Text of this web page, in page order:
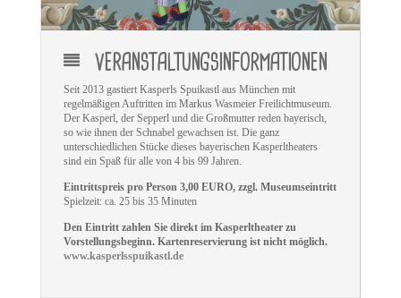
VERANSTALTUNGSINFORMATIONEN
Seit 2013 gastiert Kasperls Spuikastl aus München mit
regelmäßigen Auftritten im Markus Wasmeier Freilichtmuseum.
Der Kasperl, der Sepperl und die Großmutter reden bayerisch,
so wie ihnen der Schnabel gewachsen ist. Die ganz
unterschiedlichen Stücke dieses bayerischen Kasperltheaters
sind ein Spaß für alle von 4 bis 99 Jahren.
Eintrittspreis pro Person 3,00 EURO, zzgl. Museumseintritt
Spielzeit: ca. 25 bis 35 Minuten
Den Eintritt zahlen Sie direkt im Kasperltheater zu
Vorstellungsbeginn. Kartenreservierung ist nicht möglich.
www.kasperlsspuikastl.de